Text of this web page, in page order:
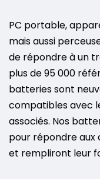
PC portable,
mais aussi
de répondre à un
plus de 95 000
batteries sont
compatibles avec
associés. Nos
pour répondre
et rempliront leur